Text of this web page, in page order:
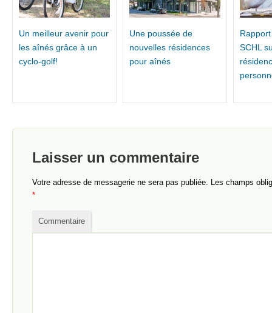
Un meilleur avenir pour
les aînés grâce à un
cyclo-golf!
Une poussée de
nouvelles résidences
pour aînés
SCHL
Laisser un commentaire
Votre adresse de messagerie ne sera pas publiée. Les champs
*
Commentaire